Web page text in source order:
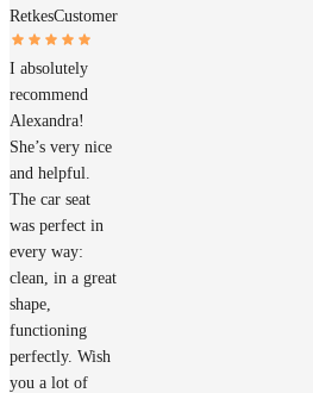
RetkesCustomer
I absolutely
recommend
Alexandra!
She’s very nice
and helpful.
The car seat
was perfect in
every way:
clean, in a great
shape,
functioning
perfectly. Wish
you a lot of